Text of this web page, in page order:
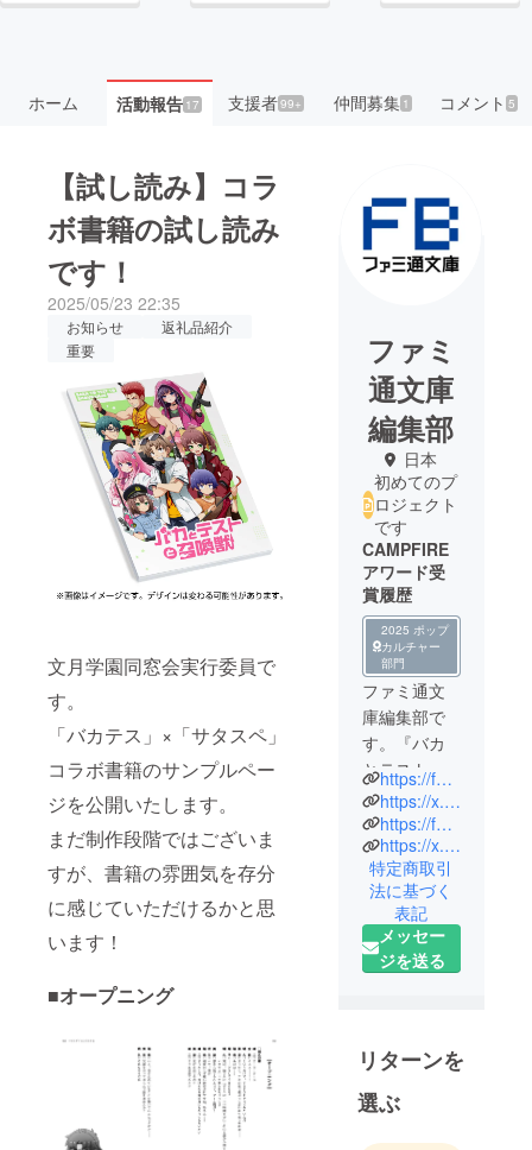
ホーム 活動報告17 支援者99+ 仲間募集 1 コメント5
【試し読み】コラ
ボ書籍の試し読み
です！
2025/05/23 22:35
お知らせ
返礼品紹介
重要
文月学園同窓会実行委員で
す。
「バカテス」×「サタスペ」
コラボ書籍のサンプルペー
ジを公開いたします。
まだ制作段階ではございま
すが、書籍の雰囲気を存分
に感じていただけるかと思
います！
■オープニング
ファミ
通文庫
編集部
日本
初めてのプ
ロジェクト
です
CAMPFIRE
アワード受
賞履歴
2025 ポップ
カルチャー
部門
ファミ通文
庫編集部で
す。『バカ
とテストと
召喚獣』原
作完結10周
年＆アニメ
化15周年を
記念してク
ラウドファ
ンディング
を実施いた
https://famitsubunko.jp/special/bakatest/bakates_anniversary.html
https://x.com/BT_anniversary
https://famitsubunko.jp/
https://x.com/FB_twi
特定商取引
法に基づく
表記
メッセー
ジを送る
リターンを
選ぶ